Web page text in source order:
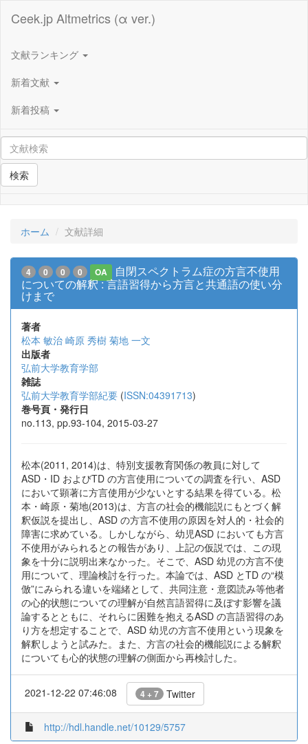
Ceek.jp Altmetrics (α ver.)
文献ランキング
新着文献
新着投稿
検索
ホーム 文献詳細
4 0 0 0 OA
自閉スペクトラム症の方言不使用
についての解釈 : 言語習得から方言と共通語の使い分
けまで
著者
松本 敏治 崎原 秀樹 菊地 一文
出版者
弘前大学教育学部
雑誌
弘前大学教育学部紀要 (ISSN:04391713)
巻号頁・発行日
no.113, pp.93-104, 2015-03-27
松本(2011, 2014)は、特別支援教育関係の教員に対して
ASD・ID およびTD の方言使用についての調査を行い、ASD
において顕著に方言使用が少ないとする結果を得ている。松
本・崎原・菊地(2013)は、方言の社会的機能説にもとづく解
釈仮説を提出し、ASD の方言不使用の原因を対人的・社会的
障害に求めている。しかしながら、幼児ASD においても方言
不使用がみられるとの報告があり、上記の仮説では、この現
象を十分に説明出来なかった。そこで、ASD 幼児の方言不使
用について、理論検討を行った。本論では、ASD とTD の“模
倣”にみられる違いを端緒として、共同注意・意図読み等他者
の心的状態についての理解が自然言語習得に及ぼす影響を議
論するとともに、それらに困難を抱えるASD の言語習得のあ
り方を想定することで、ASD 幼児の方言不使用という現象を
解釈しようと試みた。また、方言の社会的機能説による解釈
についても心的状態の理解の側面から再検討した。
2021-12-22 07:46:08 4 + 7 Twitter
http://hdl.handle.net/10129/5757